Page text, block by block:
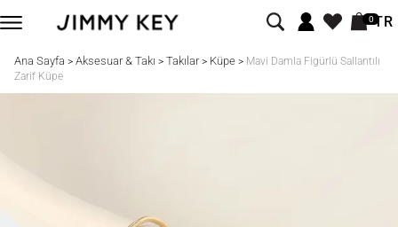
0TR
Ana Sayfa > Aksesuar & Takı > Takılar> Küpe> Mavi Damla Figürlü Sallantılı
Zarif Küpe